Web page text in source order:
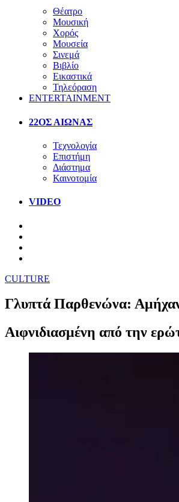
Θέατρο
Μουσική
Χορός
Μουσεία
Σινεμά
Βιβλίο
Εικαστικά
Τηλεόραση
ENTERTAINMENT
22ΟΣ ΑΙΩΝΑΣ
Τεχνολογία
Επιστήμη
Διάστημα
Καινοτομία
VIDEO
CULTURE
Γλυπτά Παρθενώνα:
Αιφνιδιασμένη από την